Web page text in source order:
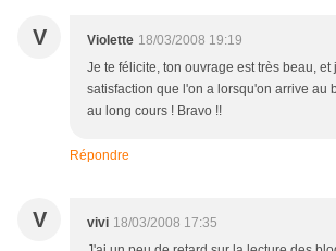
V Violette 18/03/2008 19:19
Je te félicite, ton ouvrage est très beau, et
satisfaction que l'on a lorsqu'on arrive au
au long cours ! Bravo !!
Répondre
V vivi 18/03/2008 17:35